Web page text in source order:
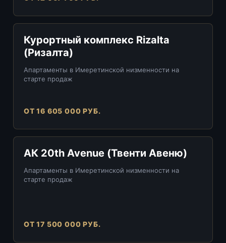
Курортный комплекс Rizalta
(Ризалта)
Апартаменты в Имеретинской низменности на
старте продаж
ОТ 16 605 000 РУБ.
АК 20th Avenue (Твенти Авеню)
Апартаменты в Имеретинской низменности на
старте продаж
ОТ 17 500 000 РУБ.